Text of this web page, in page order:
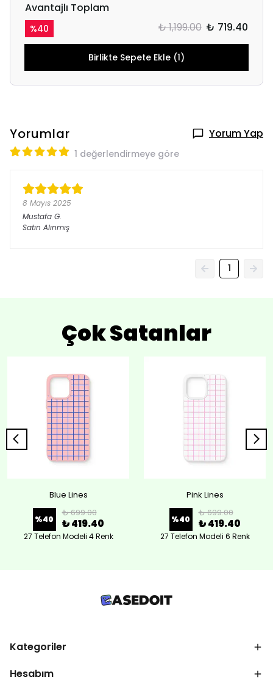
Avantajlı Toplam
%40 ₺ 1,199.00 ₺ 719.40
Birlikte Sepete Ekle (1)
Yorumlar Yorum Yap
1 değerlendirmeye göre
8 Mayıs 2025
Mustafa G.
Satın Alınmış
1
Çok Satanlar
Blue Lines
%40
₺ 699.00
₺ 419.40
27 Telefon Modeli 4 Renk
Pink Lines
%40
₺ 699.00
₺ 419.40
27 Telefon Modeli 6 Renk
Kategoriler
Hesabım